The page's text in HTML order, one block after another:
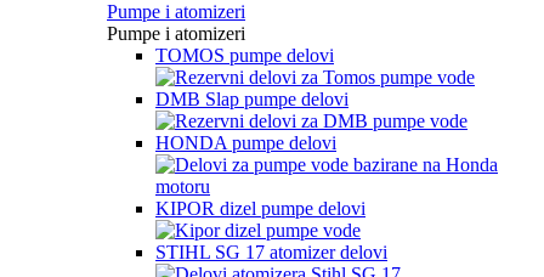
Pumpe i atomizeri
Pumpe i atomizeri
TOMOS pumpe delovi
DMB Slap pumpe delovi
HONDA pumpe delovi
KIPOR dizel pumpe delovi
STIHL SG 17 atomizer delovi